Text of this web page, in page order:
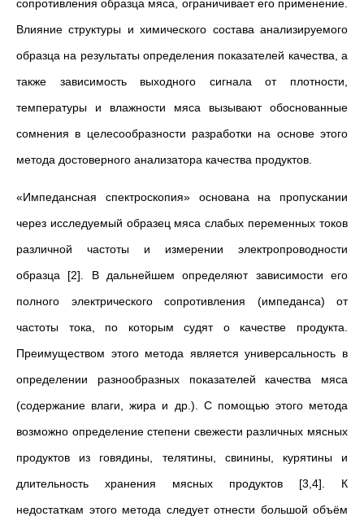
сопротивления образца мяса, ограничивает его применение.
Влияние структуры и химического состава анализируемого
образца на результаты определения показателей качества, а
также зависимость выходного сигнала от плотности,
температуры и влажности мяса вызывают обоснованные
сомнения в целесообразности разработки на основе этого
метода достоверного анализатора качества продуктов.
«Импедансная спектроскопия» основана на пропускании
через исследуемый образец мяса слабых переменных токов
различной частоты и измерении электропроводности
образца [2]. В дальнейшем определяют зависимости его
полного электрического сопротивления (импеданса) от
частоты тока, по которым судят о качестве продукта.
Преимуществом этого метода является универсальность в
определении разнообразных показателей качества мяса
(содержание влаги, жира и др.). С помощью этого метода
возможно определение степени свежести различных мясных
продуктов из говядины, телятины, свинины, курятины и
длительность хранения мясных продуктов [3,4]. К
недостаткам этого метода следует отнести большой объём